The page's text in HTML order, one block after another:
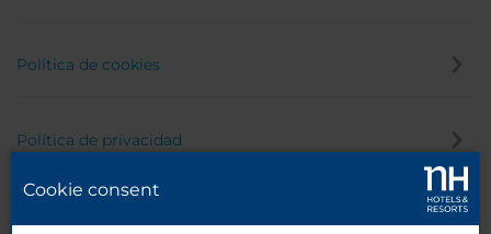
Política de cookies
Política de privacidad
Cookie consent